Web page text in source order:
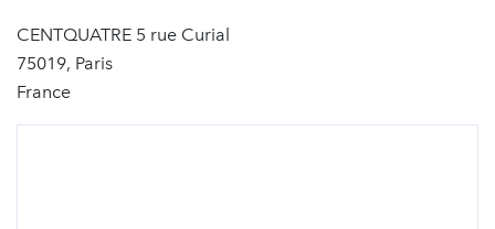
CENTQUATRE 5 rue Curial
75019, Paris
France